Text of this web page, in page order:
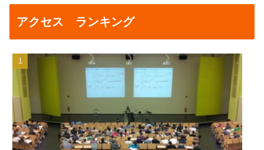
アクセス ランキング